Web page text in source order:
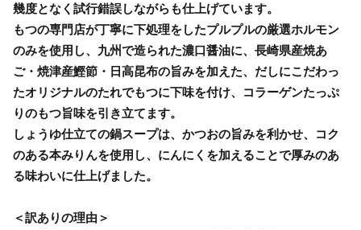
幾度となく試行錯誤しながらも仕上げています。
もつの専門店が丁寧に下処理をしたプルプルの厳選ホルモン
のみを使用し、九州で造られた濃口醤油に、長崎県産焼あ
ご・焼津産鰹節・日高昆布の旨みを加えた、だしにこだわっ
たオリジナルのたれでもつに下味を付け、コラーゲンたっぷ
りのもつ旨味を引き立てます。
しょうゆ仕立ての鍋スープは、かつおの旨みを利かせ、コク
のある本みりんを使用し、にんにくを加えることで厚みのあ
る味わいに仕上げました。
＜訳ありの理由＞